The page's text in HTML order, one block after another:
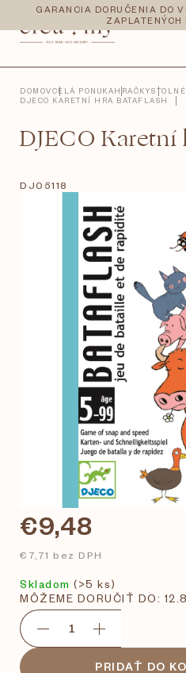
obsah
GARANCIA DORUČENIA DO
ZAPLATENÝCH
DOMOVCELÁ PONUKAHRAČKY
DJECO KARETNÍ HRA BATAFLASH
DJECO
DJ05118
€9,48
€7,71 bez DPH
Skladom (>5 ks)
MÔŽEME DORUČIŤ DO:
PRIDAŤ DO